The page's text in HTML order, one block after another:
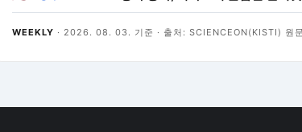
WEEKLY · 2026. 08. 03. 기준 · 출처: SCIENCEON(KISTI) 원